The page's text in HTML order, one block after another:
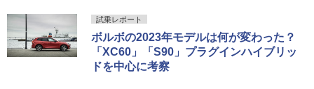
試乗レポート
ボルボの2023年モデルは何が変わった？
「XC60」「S90」プラグインハイブリッ
ドを中心に考察